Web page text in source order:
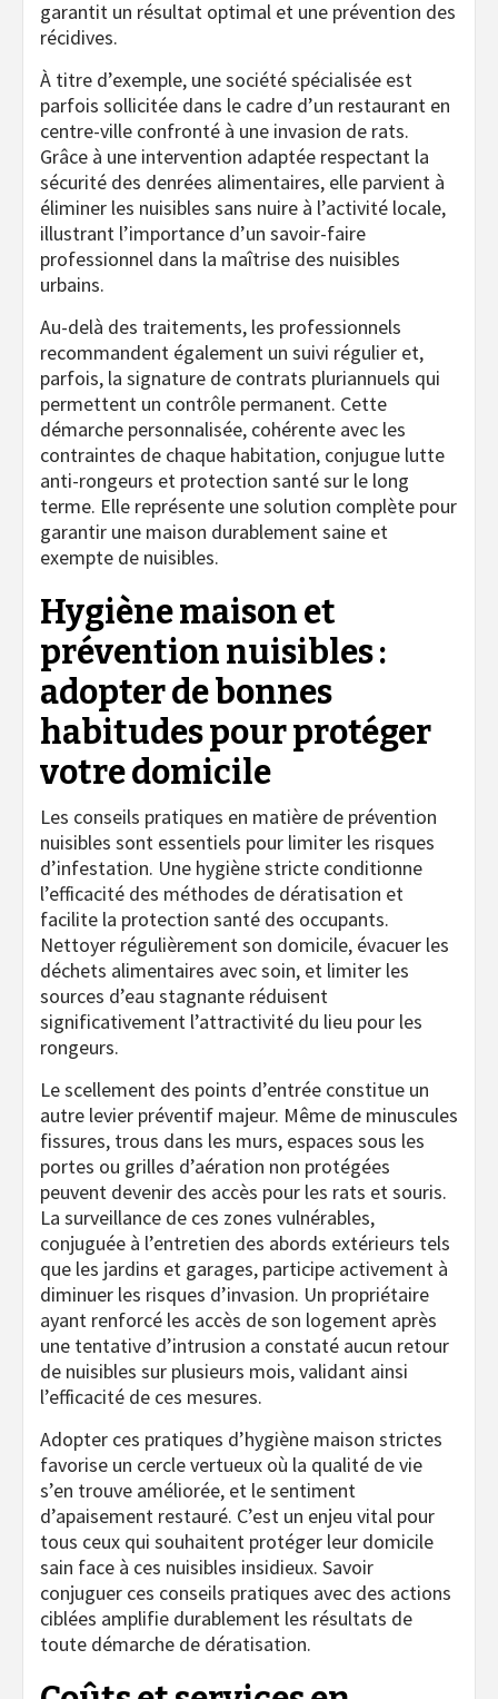
garantit un résultat optimal et une prévention des
récidives.
À titre d’exemple, une société spécialisée est
parfois sollicitée dans le cadre d’un restaurant en
centre-ville confronté à une invasion de rats.
Grâce à une intervention adaptée respectant la
sécurité des denrées alimentaires, elle parvient à
éliminer les nuisibles sans nuire à l’activité locale,
illustrant l’importance d’un savoir-faire
professionnel dans la maîtrise des nuisibles
urbains.
Au-delà des traitements, les professionnels
recommandent également un suivi régulier et,
parfois, la signature de contrats pluriannuels qui
permettent un contrôle permanent. Cette
démarche personnalisée, cohérente avec les
contraintes de chaque habitation, conjugue lutte
anti-rongeurs et protection santé sur le long
terme. Elle représente une solution complète pour
garantir une maison durablement saine et
exempte de nuisibles.
Hygiène maison et
prévention nuisibles :
adopter de bonnes
habitudes pour protéger
votre domicile
Les conseils pratiques en matière de prévention
nuisibles sont essentiels pour limiter les risques
d’infestation. Une hygiène stricte conditionne
l’efficacité des méthodes de dératisation et
facilite la protection santé des occupants.
Nettoyer régulièrement son domicile, évacuer les
déchets alimentaires avec soin, et limiter les
sources d’eau stagnante réduisent
significativement l’attractivité du lieu pour les
rongeurs.
Le scellement des points d’entrée constitue un
autre levier préventif majeur. Même de minuscules
fissures, trous dans les murs, espaces sous les
portes ou grilles d’aération non protégées
peuvent devenir des accès pour les rats et souris.
La surveillance de ces zones vulnérables,
conjuguée à l’entretien des abords extérieurs tels
que les jardins et garages, participe activement à
diminuer les risques d’invasion. Un propriétaire
ayant renforcé les accès de son logement après
une tentative d’intrusion a constaté aucun retour
de nuisibles sur plusieurs mois, validant ainsi
l’efficacité de ces mesures.
Adopter ces pratiques d’hygiène maison strictes
favorise un cercle vertueux où la qualité de vie
s’en trouve améliorée, et le sentiment
d’apaisement restauré. C’est un enjeu vital pour
tous ceux qui souhaitent protéger leur domicile
sain face à ces nuisibles insidieux. Savoir
conjuguer ces conseils pratiques avec des actions
ciblées amplifie durablement les résultats de
toute démarche de dératisation.